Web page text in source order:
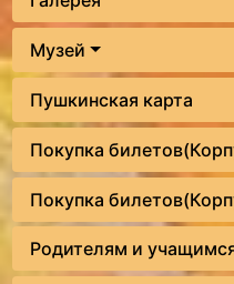
Музей
Пушкинская карта
Покупка
Покупка
Родителям и